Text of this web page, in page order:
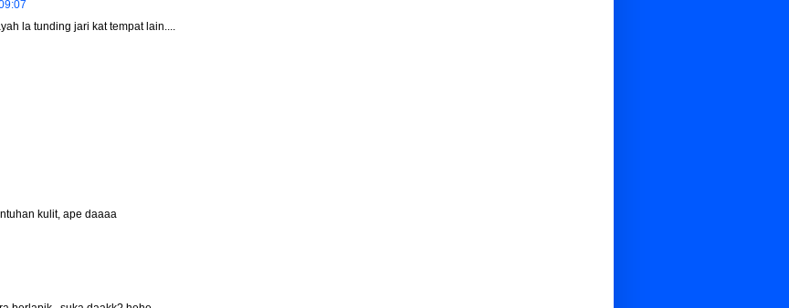
la tunding jari kat tempat lain....
kulit, ape daaaa